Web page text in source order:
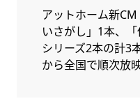
アットホーム新
いさがし」1本、「
シリーズ2本の計3
から全国で順次放